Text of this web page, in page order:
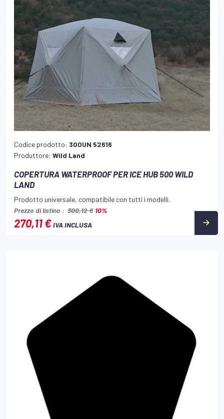
Codice prodotto: 300UN 52616
Produttore: Wild Land
COPERTURA WATERPROOF PER ICE HUB 500 WILD
LAND
Prodotto universale, compatibile con tutti i modelli.
Prezzo di listino : 300,12 € 10%
270,11 €IVA INCLUSA